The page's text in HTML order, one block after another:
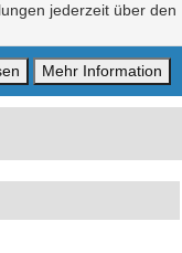
jederzeit über den